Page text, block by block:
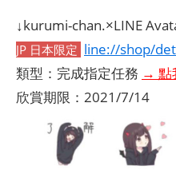
↓kurumi-chan.×LINE
JP 日本限定 line://shop/
類型：完成指定任務 → 點
欣賞期限：2021/7/14